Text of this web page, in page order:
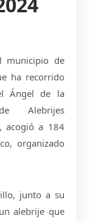
municipio de
ha recorrido
Ángel de la
Alebrijes
acogió a 184
organizado
junto a su
alebrije que